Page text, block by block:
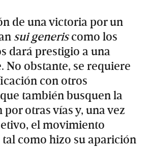
de una victoria por un
sui generiscomo los
dará prestigio a una
No obstante, se requiere
con otros
también busquen la
otras vías y, una vez
el movimiento
como hizo su aparición